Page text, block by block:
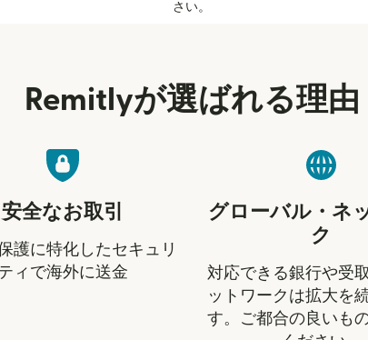
さい。
Remitlyが選ばれる理由
安全なお取引
護に特化したセキュリ
ィで海外に送金
グローバル・ネ
ク
対応できる銀行や受
ットワークは拡大を
す。ご都合の良いも